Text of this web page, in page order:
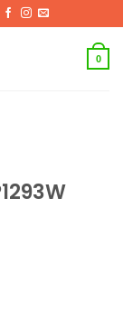
0
količina